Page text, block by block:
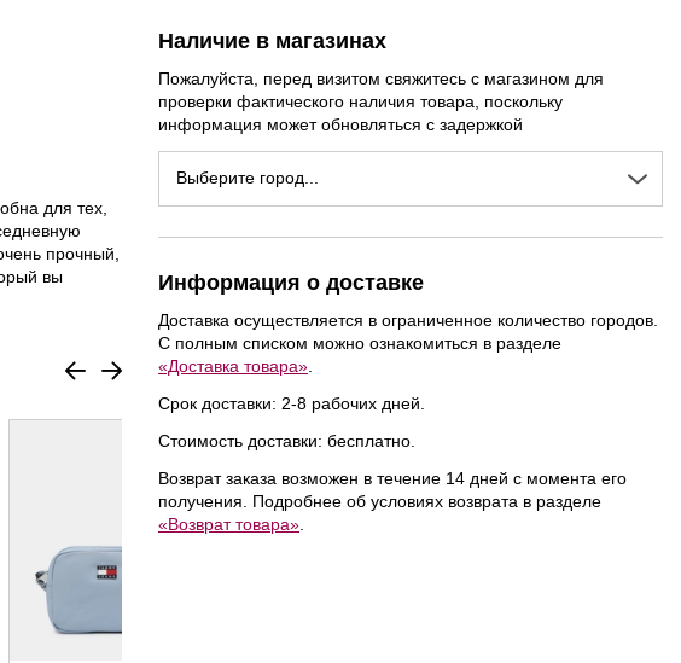
для тех,
прочный,
вы
NEW NEW
Наличие в магазинах
Пожалуйста, перед визитом свяжитесь с магазином для
проверки фактического наличия товара, поскольку
информация может обновляться с задержкой
Выберите город...
Информация о доставке
Доставка осуществляется в ограниченное количество городов.
С полным списком можно ознакомиться в разделе
«Доставка товара»
Срок доставки: 2-8 рабочих дней.
Стоимость доставки: бесплатно.
Возврат заказа возможен в течение 14 дней с момента его
получения. Подробнее об условиях возврата в разделе
«Возврат товара»